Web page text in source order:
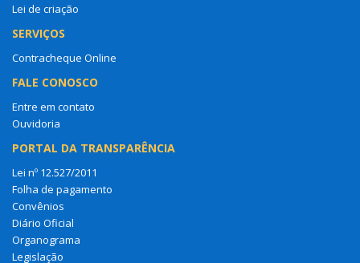
Lei de criação
SERVIÇOS
Contracheque Online
FALE CONOSCO
Entre em contato
Ouvidoria
PORTAL DA TRANSPARÊNCIA
Lei nº 12.527/2011
Folha de pagamento
Convênios
Diário Oficial
Organograma
Legislação